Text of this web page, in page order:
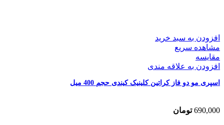
افزودن به سبد خرید
مشاهده سریع
مقایسه
افزودن به علاقه مندی
اسپری مو دو فاز کراتین کلینیک کیندی حجم 400 میل
690,000 تومان